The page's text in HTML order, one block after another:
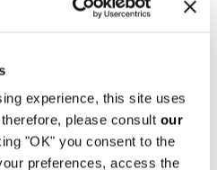
experience, this site uses
please consult our
"OK" you consent to the
preferences, access the